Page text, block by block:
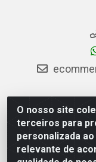
O nosso site
terceiros para
personalizada
relevante de
MR Distribuidora
Distrito